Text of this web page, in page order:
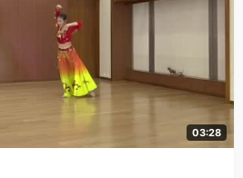
03:28